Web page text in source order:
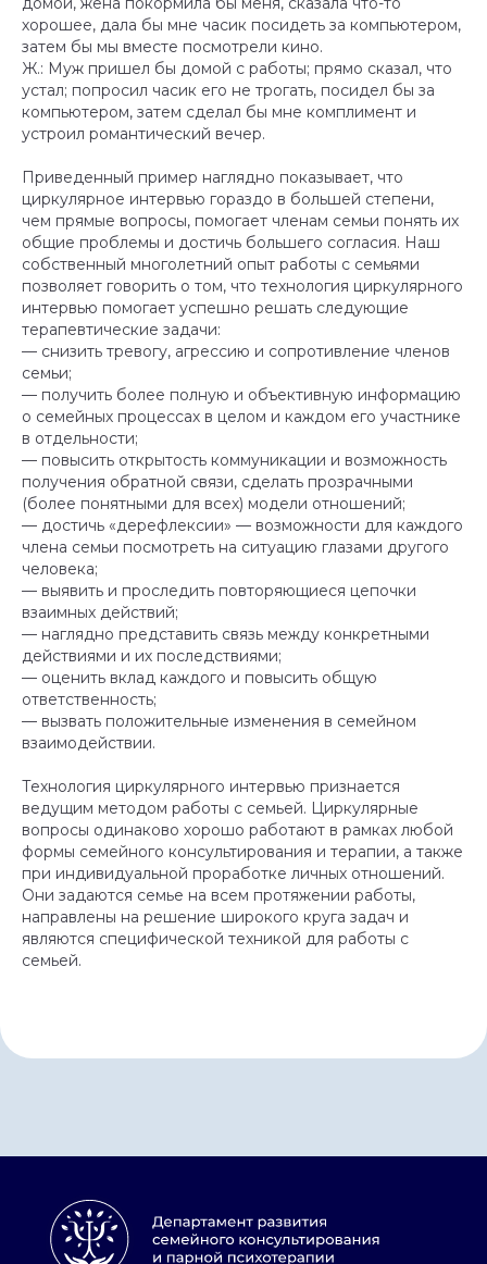
хорошее, дала бы мне часик посидеть за компьютером,
затем бы мы вместе посмотрели кино.
Ж.: Муж пришел бы домой с работы; прямо сказал, что
устал; попросил часик его не трогать, посидел бы за
компьютером, затем сделал бы мне комплимент и
устроил романтический вечер.
Приведенный пример наглядно показывает, что
циркулярное интервью гораздо в большей степени,
чем прямые вопросы, помогает членам семьи понять их
общие проблемы и достичь большего согласия. Наш
собственный многолетний опыт работы с семьями
позволяет говорить о том, что технология циркулярного
интервью помогает успешно решать следующие
терапевтические задачи:
— снизить тревогу, агрессию и сопротивление членов
семьи;
— получить более полную и объективную информацию
о семейных процессах в целом и каждом его участнике
в отдельности;
— повысить открытость коммуникации и возможность
получения обратной связи, сделать прозрачными
(более понятными для всех) модели отношений;
— достичь «дерефлексии» — возможности для каждого
члена семьи посмотреть на ситуацию глазами другого
человека;
— выявить и проследить повторяющиеся цепочки
взаимных действий;
— наглядно представить связь между конкретными
действиями и их последствиями;
— оценить вклад каждого и повысить общую
ответственность;
— вызвать положительные изменения в семейном
взаимодействии.
Технология циркулярного интервью признается
ведущим методом работы с семьей. Циркулярные
вопросы одинаково хорошо работают в рамках любой
формы семейного консультирования и терапии, а также
при индивидуальной проработке личных отношений.
Они задаются семье на всем протяжении работы,
направлены на решение широкого круга задач и
являются специфической техникой для работы с
семьей.